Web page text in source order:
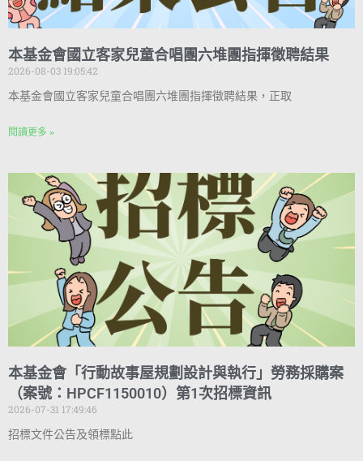
本基金會國立客家兒童合唱團六堆團指揮徵聘結果
2026-08-03 19:05:42
本基金會國立客家兒童合唱團六堆團指揮徵聘結果，正取
閱讀更多 »
本基金會「行動故事屋規劃設計與執行」勞務採購案
（案號：HPCF1150010）第1次招標資訊
2026-07-31 17:49:46
招標文件公告及領標點此